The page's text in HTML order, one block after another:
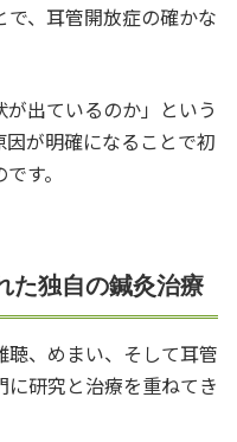
、耳管開放症の確かな
出ているのか」という
が明確になることで初
す。
た独自の鍼灸治療
聴、めまい、そして耳管
研究と治療を重ねてき